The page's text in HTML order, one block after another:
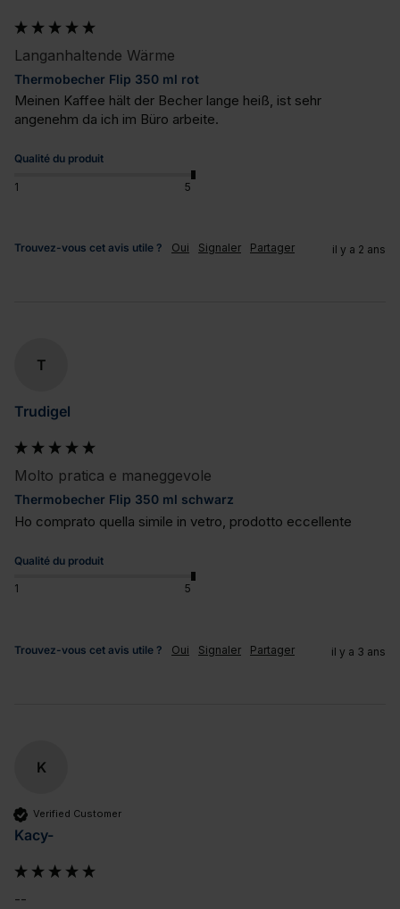
Langanhaltende Wärme
Thermobecher Flip 350 ml rot
Meinen Kaffee hält der Becher lange heiß, ist sehr
angenehm da ich im Büro arbeite.
Qualité du produit
1 5
Trouvez-vous cet avis utile ? Oui Signaler Partager il y a 2 ans
T
Trudigel
Molto pratica e maneggevole
Thermobecher Flip 350 ml schwarz
Ho comprato quella simile in vetro, prodotto eccellente
Qualité du produit
1 5
Trouvez-vous cet avis utile ? Oui Signaler Partager il y a 3 ans
K
Verified Customer
Kacy-
--